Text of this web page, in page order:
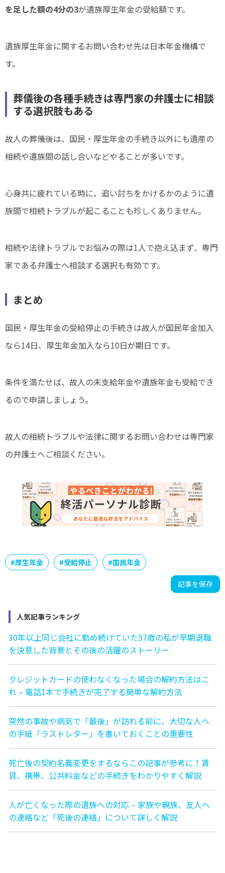
を足した額の4分の3が遺族厚生年金の受給額です。
遺族厚生年金に関するお問い合わせ先は日本年金機構で
す。
葬儀後の各種手続きは専門家の弁護士に相談
する選択肢もある
故人の葬儀後は、国民・厚生年金の手続き以外にも遺産の
相続や遺族間の話し合いなどやることが多いです。
心身共に疲れている時に、追い討ちをかけるかのように遺
族間で相続トラブルが起こることも珍しくありません。
相続や法律トラブルでお悩みの際は1人で抱え込まず、専門
家である弁護士へ相談する選択も有効です。
まとめ
国民・厚生年金の受給停止の手続きは故人が国民年金加入
なら14日、厚生年金加入なら10日が期日です。
条件を満たせば、故人の未支給年金や遺族年金も受給でき
るので申請しましょう。
故人の相続トラブルや法律に関するお問い合わせは専門家
の弁護士へご相談ください。
#厚生年金 #受給停止 #国民年金
記事を保存
人気記事ランキング
30年以上同じ会社に勤め続けていた57歳の私が早期退職
を決意した背景とその後の活躍のストーリー
クレジットカードの使わなくなった場合の解約方法はこ
れ – 電話1本で手続きが完了する簡単な解約方法
突然の事故や病気で「最後」が訪れる前に、大切な人へ
の手紙「ラストレター」を書いておくことの重要性
死亡後の契約名義変更をするならこの記事が参考に！賃
貸、携帯、公共料金などの手続きをわかりやすく解説
人が亡くなった際の遺族への対応 – 家族や親族、友人へ
の連絡など「死後の連絡」について詳しく解説